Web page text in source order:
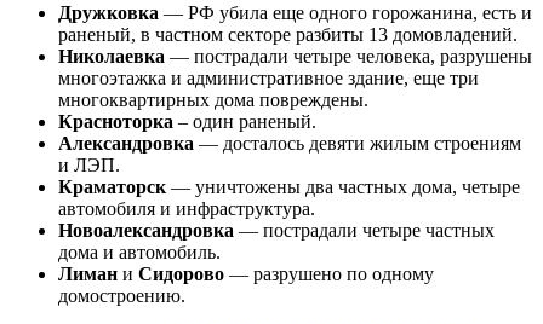
Дружковка — РФ убила еще одного горожанина, есть и
раненый, в частном секторе разбиты 13 домовладений.
Николаевка — пострадали четыре человека, разрушены
многоэтажка и административное здание, еще три
многоквартирных дома повреждены.
Красноторка – один раненый.
Александровка — досталось девяти жилым строениям
и ЛЭП.
Краматорск — уничтожены два частных дома, четыре
автомобиля и инфраструктура.
Новоалександровка — пострадали четыре частных
дома и автомобиль.
Лиман и Сидорово — разрушено по одному
домостроению.